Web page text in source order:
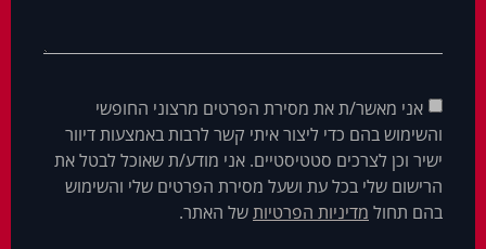
אני מאשר/ת את מסירת הפרטים מרצוני החופשי
והשימוש בהם כדי ליצור איתי קשר לרבות באמצעות דיוור
ישיר וכן לצרכים סטטיסטיים. אני מודע/ת שאוכל לבטל את
הרישום שלי בכל עת ושעל מסירת הפרטים שלי והשימוש
בהם תחול מדיניות הפרטיותשל האתר.